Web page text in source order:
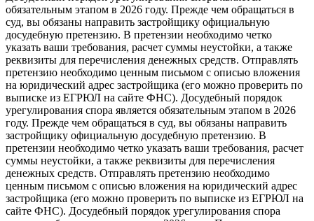
обязательным этапом в 2026 году. Прежде чем обращаться в
суд, вы обязаны направить застройщику официальную
досудебную претензию. В претензии необходимо четко
указать ваши требования, расчет суммы неустойки, а также
реквизиты для перечисления денежных средств. Отправлять
претензию необходимо ценным письмом с описью вложения
на юридический адрес застройщика (его можно проверить по
выписке из ЕГРЮЛ на сайте ФНС). Досудебный порядок
урегулирования спора является обязательным этапом в 2026
году. Прежде чем обращаться в суд, вы обязаны направить
застройщику официальную досудебную претензию. В
претензии необходимо четко указать ваши требования, расчет
суммы неустойки, а также реквизиты для перечисления
денежных средств. Отправлять претензию необходимо
ценным письмом с описью вложения на юридический адрес
застройщика (его можно проверить по выписке из ЕГРЮЛ на
сайте ФНС). Досудебный порядок урегулирования спора